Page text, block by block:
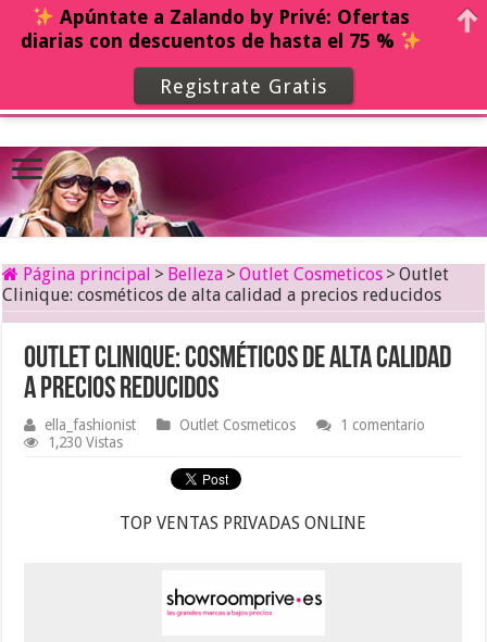
Página principal > Belleza > Outlet Cosmeticos > Outlet
Clinique: cosméticos de alta calidad a precios reducidos
Outlet Clinique: cosméticos de alta calidad
a precios reducidos
ella_fashionist Outlet Cosmeticos
1 comentario
1,230 Vistas
TOP VENTAS PRIVADAS ONLINE
Apúntate a Zalando by Privé: Ofertas
diarias con descuentos de hasta el 75 %
Registrate Gratis